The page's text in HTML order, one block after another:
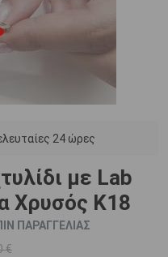
24 ώρες
με Lab
Χρυσός K18
ΠΑΡΑΓΓΕΛΙΑΣ
€